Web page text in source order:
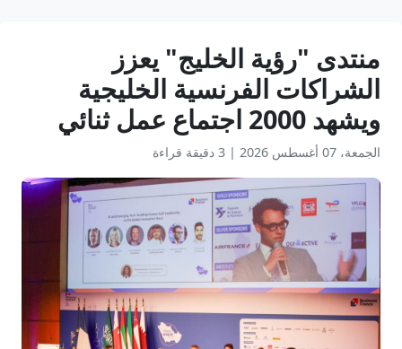
منتدى "رؤية الخليج" يعزز
الشراكات الفرنسية الخليجية
ويشهد 2000 اجتماع عمل ثنائي
الجمعة، 07 أغسطس 2026 | 3 دقيقة قراءة